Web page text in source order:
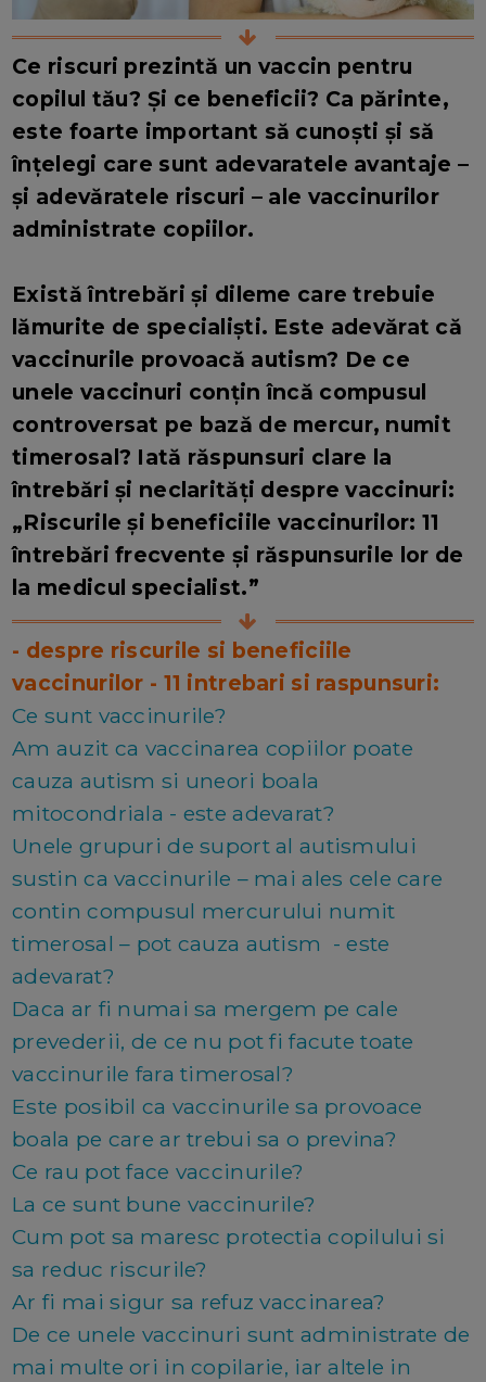
Ce riscuri prezintă un vaccin pentru
copilul tău? Și ce beneficii? Ca părinte,
este foarte important să cunoști și să
înțelegi care sunt adevaratele avantaje –
și adevăratele riscuri – ale vaccinurilor
administrate copiilor.
Există întrebări și dileme care trebuie
lămurite de specialiști. Este adevărat că
vaccinurile provoacă autism? De ce
unele vaccinuri conțin încă compusul
controversat pe bază de mercur, numit
timerosal? Iată răspunsuri clare la
întrebări și neclarități despre vaccinuri:
„Riscurile și beneficiile vaccinurilor: 11
întrebări frecvente și răspunsurile lor de
la medicul specialist.”
- despre riscurile si beneficiile
vaccinurilor - 11 intrebari si raspunsuri:
Ce sunt vaccinurile?
Am auzit ca vaccinarea copiilor poate
cauza autism si uneori boala
mitocondriala - este adevarat?
Unele grupuri de suport al autismului
sustin ca vaccinurile – mai ales cele care
contin compusul mercurului numit
timerosal – pot cauza autism - este
adevarat?
Daca ar fi numai sa mergem pe cale
prevederii, de ce nu pot fi facute toate
vaccinurile fara timerosal?
Este posibil ca vaccinurile sa provoace
boala pe care ar trebui sa o previna?
Ce rau pot face vaccinurile?
La ce sunt bune vaccinurile?
Cum pot sa maresc protectia copilului si
sa reduc riscurile?
Ar fi mai sigur sa refuz vaccinarea?
De ce unele vaccinuri sunt administrate de
mai multe ori in copilarie, iar altele in